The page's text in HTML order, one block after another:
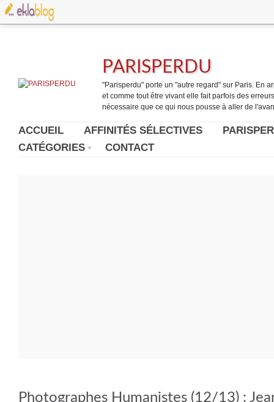
PARISPERDU
"Parisperdu" porte un "autre regard" sur Paris. En
et comme tout être vivant elle fait parfois des
nécessaire que ce qui nous pousse à aller de
ACCUEIL AFFINITÉS SÉLECTIVES
CATÉGORIES
CONTACT
Photographes Humanistes (12/13) :